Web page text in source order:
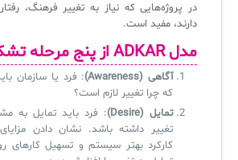
در پروژه‌هایی که نیاز به تغییر فرهنگ،
دارند، مفید است.
مدل ADKAR از پنج مرحله تشکیل می‌شود:
آگاهی (Awareness)
: فرد یا سازمان
که چرا تغییر لازم است؟
تمایل (Desire)
: فرد باید تمایل به
تغییر داشته باشد. نشان دادن
کارکرد بهتر سیستم و تسهیل کارهای
◆
Log360 ابزار SIEM
برنامه‌ساز هوشمند App Creator
سیستم هوشمند مدیریت فروش و فاکتور
سامانه مدیریت امنیت اطلاعات
◆
آموزش فارسی ITIL4
چارچوب ITIL برای همه
فلافلی_فناوری
آرشیو دانلودهای مدانت